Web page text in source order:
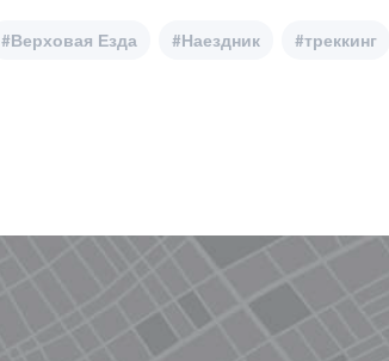
#Верховая Езда #Наездник #треккинг